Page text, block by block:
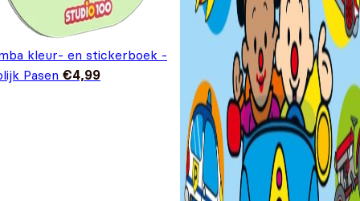
kleur- en stickerboek -
Pasen €4,99